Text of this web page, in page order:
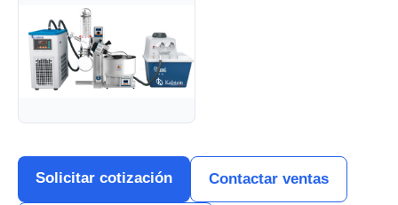
Solicitar cotización Contactar ventas